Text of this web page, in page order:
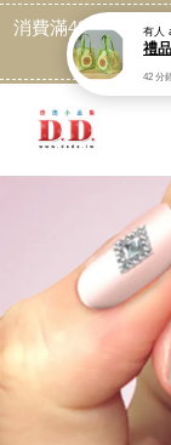
消費滿499免運喔,
您
有人
禮
42 分